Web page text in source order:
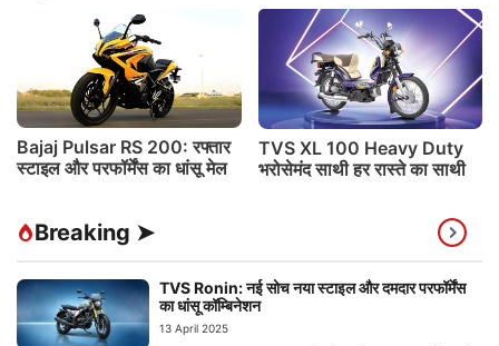
Bajaj Pulsar RS 200: रफ्तार
स्टाइल और परफॉर्मेंस का धांसू मेल
TVS XL 100 Heavy Duty
भरोसेमंद साथी हर रास्ते का साथी
Breaking ➤
TVS Ronin: नई सोच नया स्टाइल और दमदार परफॉर्मेंस
का धांसू कॉम्बिनेशन
13 April 2025